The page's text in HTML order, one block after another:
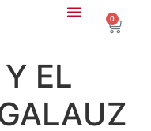
0
EL